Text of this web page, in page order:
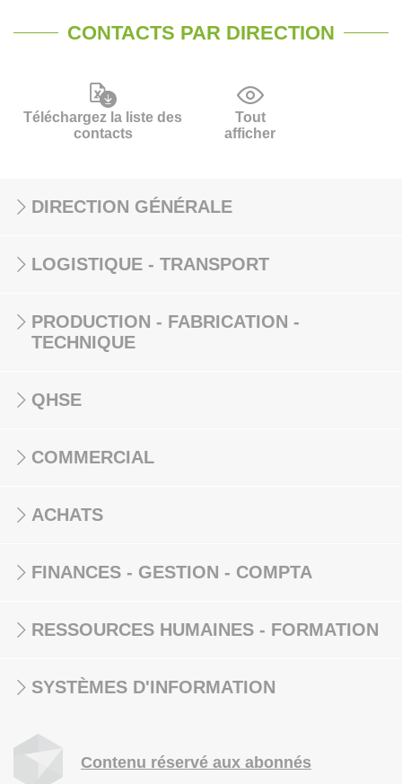
CONTACTS PAR DIRECTION
Téléchargez la liste des
contacts
Tout
afficher
DIRECTION GÉNÉRALE
LOGISTIQUE - TRANSPORT
PRODUCTION - FABRICATION -
TECHNIQUE
QHSE
COMMERCIAL
ACHATS
FINANCES - GESTION - COMPTA
RESSOURCES HUMAINES - FORMATION
SYSTÈMES D'INFORMATION
Contenu réservé aux abonnés